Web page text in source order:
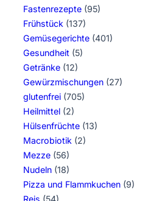
Fastenrezepte (95)
Frühstück (137)
Gemüsegerichte (401)
Gesundheit (5)
Getränke (12)
Gewürzmischungen (27)
glutenfrei (705)
Heilmittel (2)
Hülsenfrüchte (13)
Macrobiotik (2)
Mezze (56)
Nudeln (18)
Pizza und Flammkuchen (9)
Reis (54)